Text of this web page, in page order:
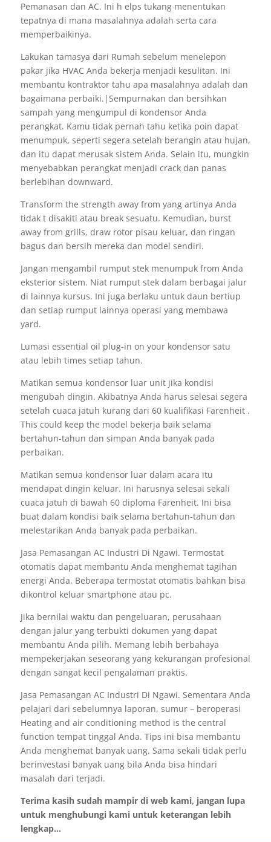
Pemanasan dan AC. Ini h elps tukang menentukan
tepatnya di mana masalahnya adalah serta cara
memperbaikinya.
Lakukan tamasya dari Rumah sebelum menelepon
pakar jika HVAC Anda bekerja menjadi kesulitan. Ini
membantu kontraktor tahu apa masalahnya adalah dan
bagaimana perbaiki.|Sempurnakan dan bersihkan
sampah yang mengumpul di kondensor Anda
perangkat. Kamu tidak pernah tahu ketika poin dapat
menumpuk, seperti segera setelah berangin atau hujan,
dan itu dapat merusak sistem Anda. Selain itu, mungkin
menyebabkan perangkat menjadi crack dan panas
berlebihan downward.
Transform the strength away from yang artinya Anda
tidak t disakiti atau break sesuatu. Kemudian, burst
away from grills, draw rotor pisau keluar, dan ringan
bagus dan bersih mereka dan model sendiri.
Jangan mengambil rumput stek menumpuk from Anda
eksterior sistem. Niat rumput stek dalam berbagai jalur
di lainnya kursus. Ini juga berlaku untuk daun bertiup
dan setiap rumput lainnya operasi yang membawa
yard.
Lumasi essential oil plug-in on your kondensor satu
atau lebih times setiap tahun.
Matikan semua kondensor luar unit jika kondisi
mengubah dingin. Akibatnya Anda harus selesai segera
setelah cuaca jatuh kurang dari 60 kualifikasi Farenheit .
This could keep the model bekerja baik selama
bertahun-tahun dan simpan Anda banyak pada
perbaikan.
Matikan semua kondensor luar dalam acara itu
mendapat dingin keluar. Ini harusnya selesai sekali
cuaca jatuh di bawah 60 diploma Farenheit. Ini bisa
buat dalam kondisi baik selama bertahun-tahun dan
melestarikan Anda banyak pada perbaikan.
Jasa Pemasangan AC Industri Di Ngawi. Termostat
otomatis dapat membantu Anda menghemat tagihan
energi Anda. Beberapa termostat otomatis bahkan bisa
dikontrol keluar smartphone atau pc.
Jika bernilai waktu dan pengeluaran, perusahaan
dengan jalur yang terbukti dokumen yang dapat
membantu Anda pilih. Memang lebih berbahaya
mempekerjakan seseorang yang kekurangan profesional
dengan sangat kecil pengalaman praktis.
Jasa Pemasangan AC Industri Di Ngawi. Sementara Anda
pelajari dari sebelumnya laporan, sumur – beroperasi
Heating and air conditioning method is the central
function tempat tinggal Anda. Tips ini bisa membantu
Anda menghemat banyak uang. Sama sekali tidak perlu
berinvestasi banyak uang bila Anda bisa hindari
masalah dari terjadi.
Terima kasih sudah mampir di web kami, jangan lupa
untuk menghubungi kami untuk keterangan lebih
lengkap...